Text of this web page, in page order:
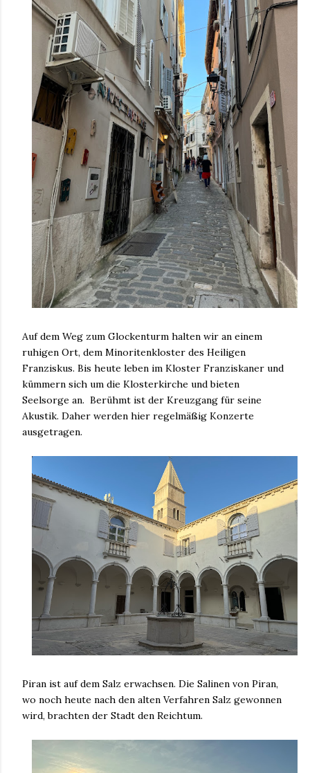
Auf dem Weg zum Glockenturm halten wir an einem
ruhigen Ort, dem Minoritenkloster des Heiligen
Franziskus. Bis heute leben im Kloster Franziskaner und
kümmern sich um die Klosterkirche und bieten
Seelsorge an. Berühmt ist der Kreuzgang für seine
Akustik. Daher werden hier regelmäßig Konzerte
ausgetragen.
Piran ist auf dem Salz erwachsen. Die Salinen von Piran,
wo noch heute nach den alten Verfahren Salz gewonnen
wird, brachten der Stadt den Reichtum.